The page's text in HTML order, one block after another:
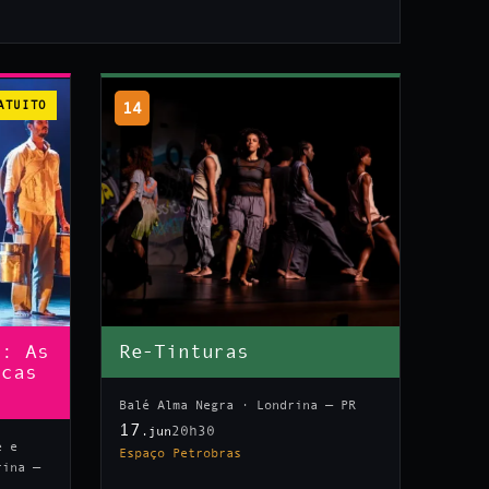
As
e
—
14
Re-Tinturas
Balé Alma Negra · Londrina — PR
17 .jun20h30
Espaço Petrobras